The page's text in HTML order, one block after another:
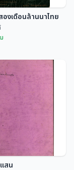
สองเดือนล้านนาไทย
งเดือนล้านนาไทย
สน